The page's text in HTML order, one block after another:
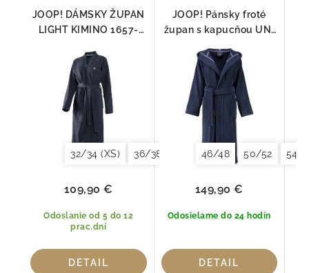
JOOP! DÁMSKY ŽUPAN
LIGHT KIMINO 1657-
32/34 (XS) 36/38 (S) 40/42 (M) 44/46 (L)
Odoslanie od 5 do 12
prac.dní
109,90 €
DETAIL
JOOP! Pánsky froté
župan s kapucňou UNI
46/48 50/52 54/
Odosielame do 24 hodín
149,90 €
DETAIL